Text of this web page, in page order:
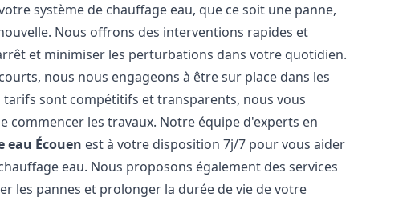
système de chauffage eau, que ce soit une panne,
Nous offrons des interventions rapides et
et minimiser les perturbations dans votre quotidien.
nous nous engageons à être sur place dans les
sont compétitifs et transparents, nous vous
commencer les travaux. Notre équipe d'experts en
eau Écouen est à votre disposition 7j/7 pour vous aider
eau. Nous proposons également des services
les pannes et prolonger la durée de vie de votre